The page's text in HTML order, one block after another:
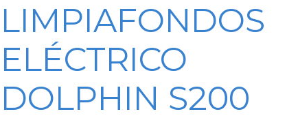
LIMPIAFONDOS
ELÉCTRICO
DOLPHIN S200